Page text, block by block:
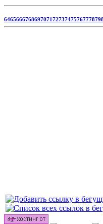
64656667686970717273747576777879